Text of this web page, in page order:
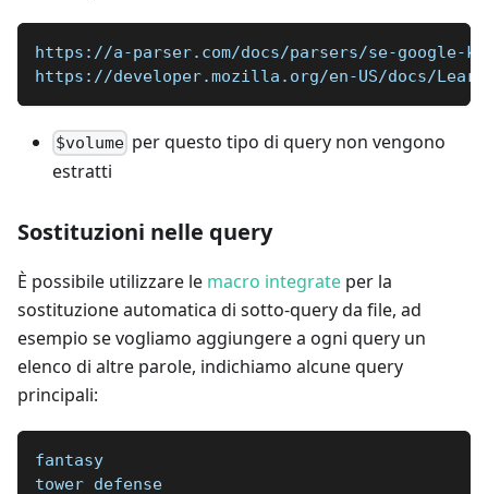
https://a-parser.com/docs/parsers/se-google-
https://developer.mozilla.org/en-US/docs/
$volume per questo tipo di query non vengono
estratti
Sostituzioni nelle query
È possibile utilizzare le macro integrate per la
sostituzione automatica di sotto-query da file, ad
esempio se vogliamo aggiungere a ogni query un
elenco di altre parole, indichiamo alcune query
principali:
fantasy
tower defense